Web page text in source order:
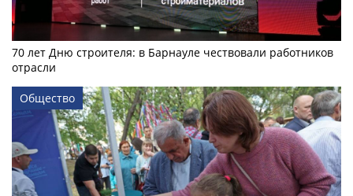
70 лет Дню строителя: в Барнауле чествовали работников
отрасли
Общество